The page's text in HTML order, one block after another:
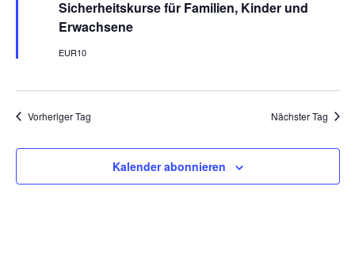
Sicherheitskurse für Familien, Kinder und
Erwachsene
v
o
r
g
e
n
EUR10
Vorheriger Tag Nächster Tag
Kalender abonnieren